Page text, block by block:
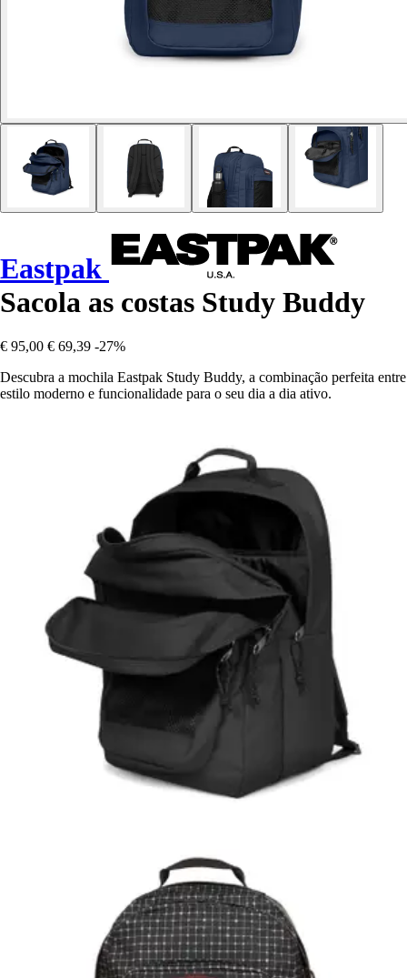
Eastpak
Sacola as costas Study Buddy
€ 95,00 € 69,39 -27%
Descubra a mochila Eastpak Study Buddy, a combinação perfeita entre
estilo moderno e funcionalidade para o seu dia a dia ativo.